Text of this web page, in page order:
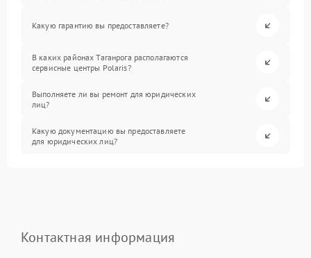
Какую гарантию вы предоставляете?
В каких районах Таганрога располагаются
сервисные центры Polaris?
Выполняете ли вы ремонт для юридических
лиц?
Какую документацию вы предоставляете
для юридических лиц?
Контактная информация